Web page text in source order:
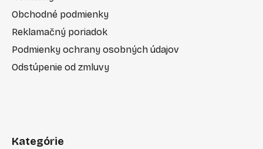
Obchodné podmienky
Reklamačný poriadok
Podmienky ochrany osobných údajov
Odstúpenie od zmluvy
Kategórie